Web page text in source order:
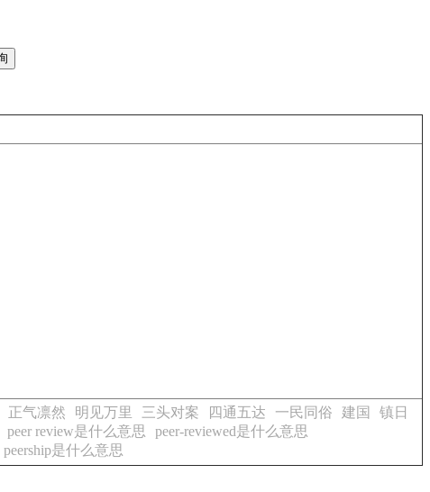
正气凛然 明见万里 三头对案 四通五达 一民同俗 建国
镇日
peer review是什么意思
peer-reviewed是什么意思
peership是什么意思